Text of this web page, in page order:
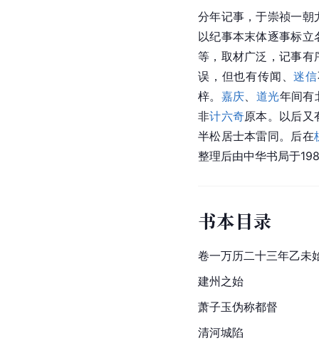
分年记事，于崇祯一朝
以纪事本末体逐事标
等，取材广泛，记事有
误，但也有传闻、迷信
梓。 嘉庆 道光年间有
非计六奇原本。以后又
半松居士本雷同。后在
整理后由中华书局于
书本目录
卷一万历二十三年乙未
建州之始
萧子玉伪称都督
清河城陷